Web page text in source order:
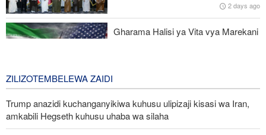
Watetezi wa Palestina washinda katika uteuzi wa wagombea wa
Democratic wa uchaguzi wa US
2 days ago
Gharama Halisi ya Vita vya Marekani
ZILIZOTEMBELEWA ZAIDI
Trump anazidi kuchanganyikiwa kuhusu ulipizaji kisasi wa Iran,
amkabili Hegseth kuhusu uhaba wa silaha